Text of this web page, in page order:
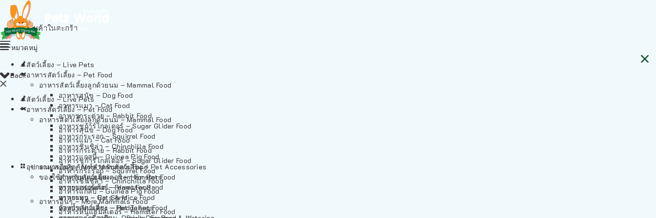
ไม่มีสินค้าในตะกร้า
Back
สัตว์เลี้ยง – Live Pets
อาหารสัตว์เลี้ยง – Pet Food
อาหารสัตว์เลี้ยงลูกด้วยนม – Mammal Food
อาหารสุนัข – Dog Food
อาหารแมว – Cat Food
อาหารกระต่าย – Rabbit Food
อาหารชูก้าร์ไกลเดอร์ – Sugar Glider Food
อาหารกระรอก – Squirrel Food
อาหารชินชิล่า – Chinchilla Food
อาหารแกสบี้ – Guinea Pig Food
อาหารอื่นๆ – More Mammals Food
อาหารหนูแฮมสเตอร์ – Hamster Food
หมวดหมู่
สัตว์เลี้ยง – Live Pets
อาหารสัตว์เลี้ยง – Pet Food
อาหารสัตว์เลี้ยงลูกด้วยนม – Mammal Food
อาหารสุนัข – Dog Food
อาหารแมว – Cat Food
อาหารกระต่าย – Rabbit Food
อาหารชูก้าร์ไกลเดอร์ – Sugar Glider Food
อาหารกระรอก – Squirrel Food
อาหารชินชิล่า – Chinchilla Food
อาหารแกสบี้ – Guinea Pig Food
อาหารอื่นๆ – More Mammals Food
อาหารหนูแฮมสเตอร์ – Hamster Food
อาหารเฟอร์เร็ต – Ferret Food
อาหารหนู – Rats & Mice Food
อาหารเม่นแคระ – Hedgehog Food
อุปกรณและผลิตภัณฑ์สำหรับสัตว์เลี้ยง – Pet Accessories
ของใช้สำหรับสัตว์เลี้ยง – Item For Pets
ทรายแฮมสเตอร์ – Hamster Sand
ทรายแมว – Cat Sand
ห้องน้ำสัตว์เลี้ยง – Pet Toilets